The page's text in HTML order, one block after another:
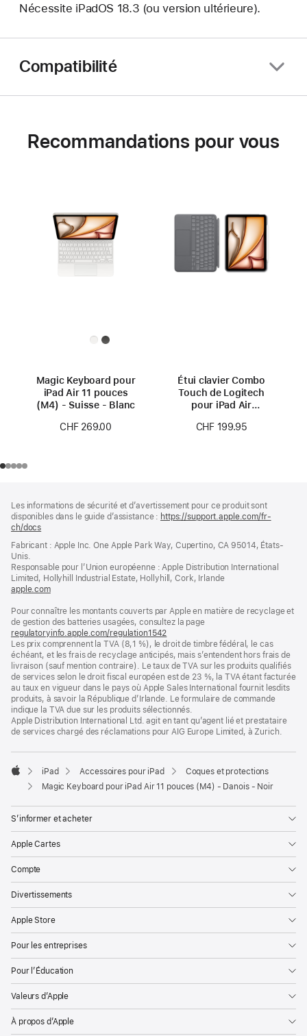
Nécessite iPadOS 18.3 (ou version ultérieure).
Compatibilité
Recommandations pour vous
Magic Keyboard pour
iPad Air 11 pouces
(M4) - Suisse - Blanc
CHF 269.00
Étui clavier Combo
Touch de Logitech
pour iPad Air
CHF 199.95
de
page
de
bas
page
Les informations de sécurité et d’avertissement pour ce produit sont
disponibles dans le guide d’assistance : https://support.apple.com/fr-
ch/docs
une
fenêtre)
Fabricant : Apple Inc. One Apple Park Way, Cupertino, CA 95014, États-
Unis.
Responsable pour l’Union européenne : Apple Distribution International
Limited, Hollyhill Industrial Estate, Hollyhill, Cork, Irlande
apple.com(s’ouvre
une
nouvelle
fenêtre)
Pour connaître les montants couverts par Apple en matière de recyclage et
de gestion des batteries usagées, consultez la page
regulatoryinfo.apple.com/regulation1542
dans
une
nouvelle
fenêtre)
Les prix comprennent la TVA (8,1 %), le droit de timbre fédéral, le cas
échéant, et les frais de recyclage anticipés, mais s’entendent hors frais de
livraison (sauf mention contraire). Le taux de TVA sur les produits qualifiés
de services selon le droit fiscal européen est de 23 %, la TVA étant facturée
au taux en vigueur dans le pays où Apple Sales International fournit lesdits
produits, à savoir la République d’Irlande. Le formulaire de commande
indique la TVA due sur les produits sélectionnés.
Apple Distribution International Ltd. agit en tant qu’agent lié et prestataire
de services chargé des réclamations pour AIG Europe Limited, à Zurich.
Apple
iPad Accessoires pour iPad
Coques et protections
Magic Keyboard pour iPad Air 11 pouces (M4) - Danois - Noir
S’informer et acheter
Apple Cartes
Compte
Divertissements
Apple Store
Pour les entreprises
Pour l’Éducation
Valeurs d’Apple
À propos d’Apple